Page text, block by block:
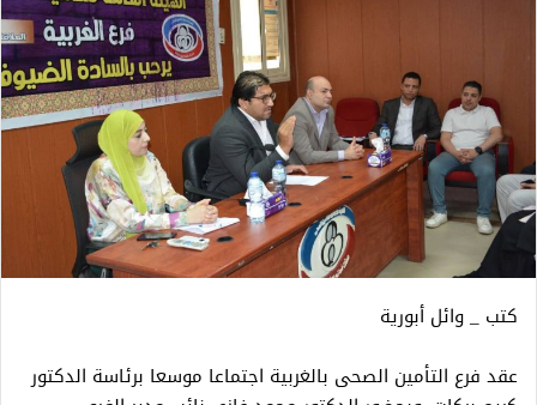
كتب _ وائل أبورية
عقد فرع التأمين الصحى بالغربية اجتماعا موسعا برئاسة الدكتور